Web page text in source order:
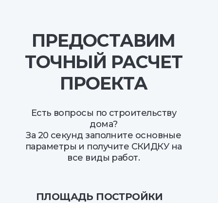
ПРЕДОСТАВИМ
ТОЧНЫЙ РАСЧЕТ
ПРОЕКТА
Есть вопросы по строительству
дома?
За 20 секунд заполните основные
параметры и получите СКИДКУ на
все виды работ.
ПЛОЩАДЬ ПОСТРОЙКИ